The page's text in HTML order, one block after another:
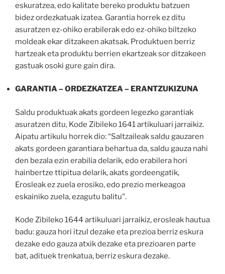
eskuratzea, edo kalitate bereko produktu batzuen
bidez ordezkatuak izatea. Garantia horrek ez ditu
asuratzen ez-ohiko erabilerak edo ez-ohiko biltzeko
moldeak ekar ditzakeen akatsak. Produktuen berriz
hartzeak eta produktu berrien ekartzeak sor ditzakeen
gastuak osoki gure gain dira.
GARANTIA – ORDEZKATZEA – ERANTZUKIZUNA
Saldu produktuak akats gordeen legezko garantiak
asuratzen ditu, Kode Zibileko 1641 artikuluari jarraikiz.
Aipatu artikulu horrek dio: “Saltzaileak saldu gauzaren
akats gordeen garantiara behartua da, saldu gauza nahi
den bezala ezin erabilia delarik, edo erabilera hori
hainbertze ttipitua delarik, akats gordeengatik,
Erosleak ez zuela erosiko, edo prezio merkeagoa
eskainiko zuela, ezagutu balitu”.
Kode Zibileko 1644 artikuluari jarraikiz, erosleak hautua
badu: gauza hori itzul dezake eta prezioa berriz eskura
dezake edo gauza atxik dezake eta prezioaren parte
bat, adituek trenkatua, berriz eskura dezake.